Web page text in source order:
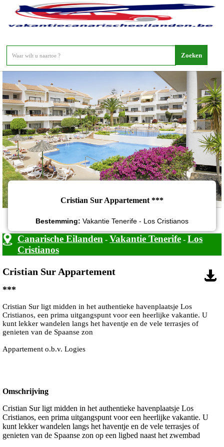
Cristian Sur Appartement ***
Bestemming: Vakantie Tenerife - Los Cristianos
Canarische Eilanden - Vakantie Tenerife - Los
Cristianos
Cristian Sur Appartement
***
Cristian Sur ligt midden in het authentieke havenplaatsje Los
Cristianos, een prima uitgangspunt voor een heerlijke vakantie. U
kunt lekker wandelen langs het haventje en de vele terrasjes of
genieten van de Spaanse zon
Appartement o.b.v. Logies
Omschrijving
Cristian Sur ligt midden in het authentieke havenplaatsje Los
Cristianos, een prima uitgangspunt voor een heerlijke vakantie. U
kunt lekker wandelen langs het haventje en de vele terrasjes of
genieten van de Spaanse zon op een ligbed naast het zwembad